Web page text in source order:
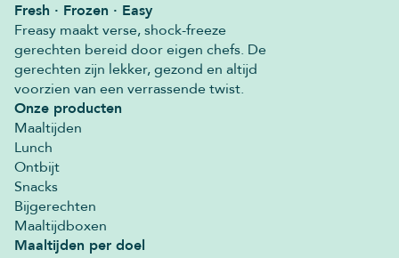
Fresh · Frozen · Easy
Freasy maakt verse, shock-freeze
gerechten bereid door eigen chefs. De
gerechten zijn lekker, gezond en altijd
voorzien van een verrassende twist.
Onze producten
Maaltijden
Lunch
Ontbijt
Snacks
Bijgerechten
Maaltijdboxen
Maaltijden per doel